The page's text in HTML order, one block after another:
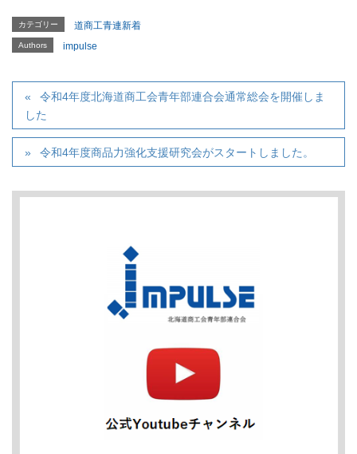
カテゴリー 道商工青連新着
Authors impulse
令和4年度北海道商工会青年部連合会通常総会を開催しま
した
令和4年度商品力強化支援研究会がスタートしました。